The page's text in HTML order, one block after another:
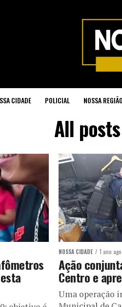
CIDADE POLICIAL NOSSA REGIÃO
All
NOSSA CIDADE 1 ano ago
Ação
Centro e
Uma operação